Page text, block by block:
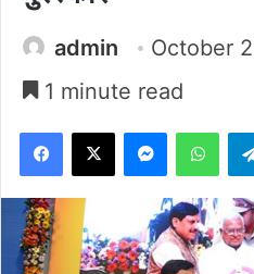
admin
October
1 minute read
Facebook
X Messenger